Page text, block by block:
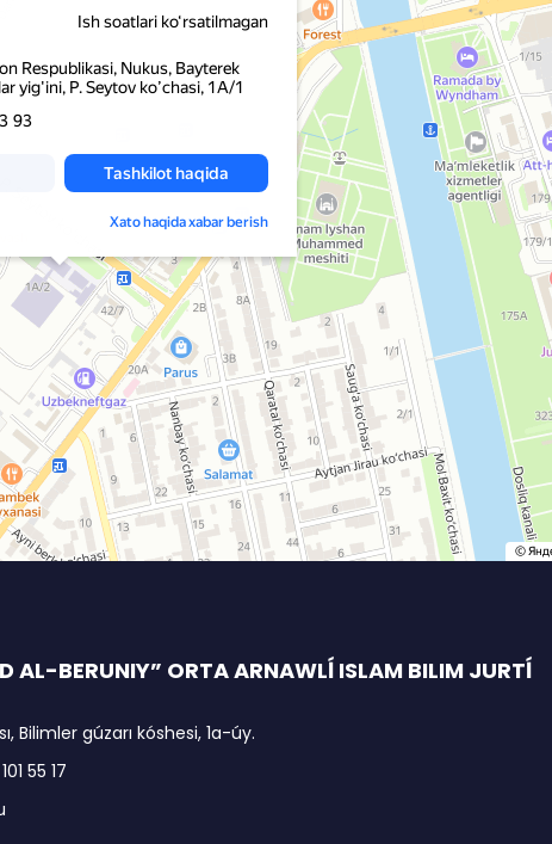
AL-BERUNIY” ORTA ARNAWLĺ ISLAM BILIM JURTĺ
Bilimler gúzarı kóshesi, 1a-úy.
55 17